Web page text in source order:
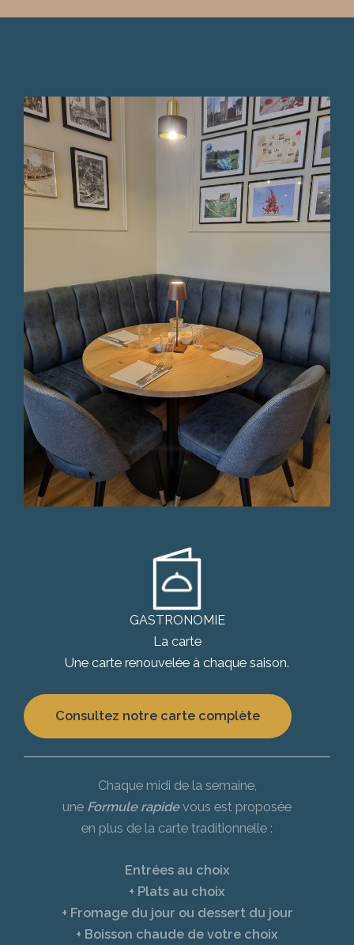
GASTRONOMIE
La carte
Une carte renouvelée à chaque saison.
Consultez notre carte complète
Chaque midi de la semaine,
une Formule rapidevous est proposée
en plus de la carte traditionnelle :
Entrées au choix
+ Plats au choix
+ Fromage du jour ou dessert du jour
+ Boisson chaude de votre choix